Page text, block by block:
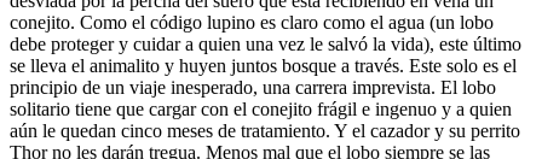
conejito. Como el código lupino es claro como el agua (un lobo
debe proteger y cuidar a quien una vez le salvó la vida), este último
se lleva el animalito y huyen juntos bosque a través. Este solo es el
principio de un viaje inesperado, una carrera imprevista. El lobo
solitario tiene que cargar con el conejito frágil e ingenuo y a quien
aún le quedan cinco meses de tratamiento. Y el cazador y su perrito
Thor no les darán tregua. Menos mal que el lobo siempre se las